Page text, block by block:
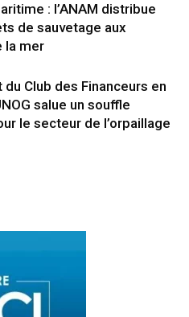
: l’ANAM distribue
de sauvetage aux
la mer
du Club des Financeurs en
salue un souffle
le secteur de l’orpaillage